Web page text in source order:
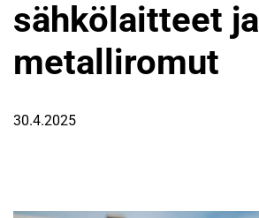
sähkölaitteet ja
metalliromut
30.4.2025